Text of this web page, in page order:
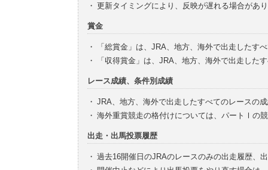
・ 更新タイミングにより、反映が遅れる場合があ
賞金
・
「総賞金」は、JRA、地方、海外で出走したす
・
「収得賞金」は、JRA、地方、海外で出走した
レース成績、条件別成績
・ JRA、地方、海外で出走したすべてのレースの
・ 海外重賞競走の格付けについては、パートⅠの
出走・出馬投票履歴
・ 過去16開催日のJRAのレースのみの出走履歴、